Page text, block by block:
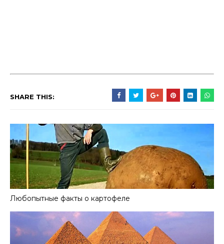
SHARE THIS:
Любопытные факты о картофеле